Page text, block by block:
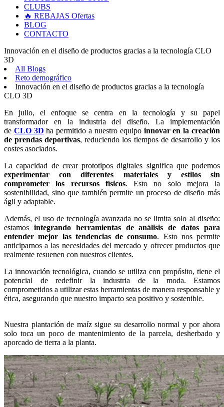
CLUBS
🔥 REBAJAS Ofertas
BLOG
CONTACTO
Innovación en el diseño de productos gracias a la tecnología CLO
3D
All Blogs
Reto demográfico
Innovación en el diseño de productos gracias a la tecnología
CLO 3D
En julio, el enfoque se centra en la tecnología y su papel
transformador en la industria del diseño. La implementación
de CLO 3D ha permitido a nuestro equipo innovar en la creación
de prendas deportivas, reduciendo los tiempos de desarrollo y los
costes asociados.
La capacidad de crear prototipos digitales significa que podemos
experimentar con diferentes materiales y estilos sin
comprometer los recursos físicos. Esto no solo mejora la
sostenibilidad, sino que también permite un proceso de diseño más
ágil y adaptable.
Además, el uso de tecnología avanzada no se limita solo al diseño:
estamos integrando herramientas de análisis de datos para
entender mejor las tendencias de consumo. Esto nos permite
anticiparnos a las necesidades del mercado y ofrecer productos que
realmente resuenen con nuestros clientes.
La innovación tecnológica, cuando se utiliza con propósito, tiene el
potencial de redefinir la industria de la moda. Estamos
comprometidos a utilizar estas herramientas de manera responsable y
ética, asegurando que nuestro impacto sea positivo y sostenible.
Nuestra plantación de maíz sigue su desarrollo normal y por ahora
solo toca un poco de mantenimiento de la parcela, desherbado y
aporcado de tierra a la planta.